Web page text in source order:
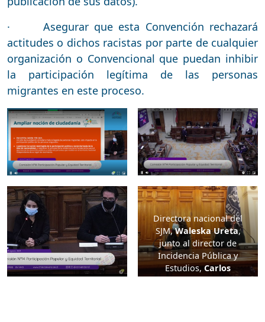
· Asegurar que esta Convención rechazará
actitudes o dichos racistas por parte de cualquier
organización o Convencional que puedan inhibir
la participación legítima de las personas
migrantes en este proceso.
Directora nacional del
SJM,Waleska Ureta,
junto al director de
Incidencia Pública y
Estudios,Carlos
Figueroa,durante su